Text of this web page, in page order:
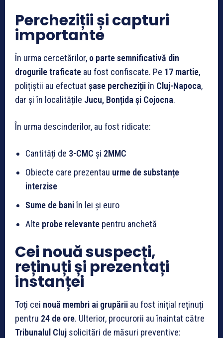
Percheziții și capturi
importante
În urma cercetărilor, o parte semnificativă din
drogurile traficate au fost confiscate. Pe 17 martie,
polițiștii au efectuat șase perchezițiiîn Cluj-Napoca,
dar și în localitățile Jucu, Bonțida și Cojocna.
În urma descinderilor, au fost ridicate:
Cantități de 3-CMC și 2MMC
Obiecte care prezentau urme de substanțe
interzise
Sume de baniîn lei și euro
Alte probe relevante pentru anchetă
Cei nouă suspecți,
reținuți și prezentați
instanței
Toți cei nouă membri ai grupării au fost inițial reținuți
pentru 24 de ore. Ulterior, procurorii au înaintat către
Tribunalul Cluj solicitări de măsuri preventive: